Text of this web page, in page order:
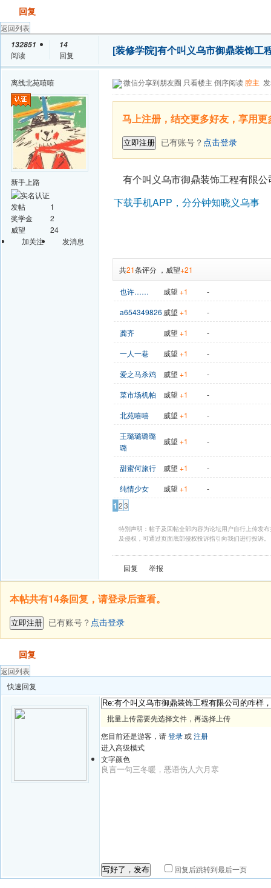
回复
返回列表
132851
阅读
14
回复
[装修学院]有个叫义乌市御鼎装饰工
离线北苑嘻嘻
新手上路
发帖
1
奖学金
2
威望
24
加关注
发消息
微信分享到朋友圈 只看楼主 倒序阅读 腔主
马上注册，结交更多好友，享用
立即注册 已有账号？ 点击登录
有个叫义乌市御鼎装饰工程有限
下载手机APP，分分钟知晓义乌事
共21条评分 ， 威望+21
也许…… 威望 +1
-
a654349826 威望 +1
-
龚齐
威望 +1
-
一人一巷
威望 +1
-
爱之马杀鸡
威望 +1
-
菜市场机帕
威望 +1
-
北苑嘻嘻
威望 +1
-
王璐璐璐璐
璐
威望 +1 -
甜蜜何旅行 威望 +1
-
纯情少女
威望 +1 -
1 23
特别声明：帖子及回帖全部内容为论坛用户自行上传发
及侵权，可通过页面底部侵权投诉指引向我们进行投诉。
回复 举报
本帖共有14条回复，请登录后查看。
立即注册 已有账号？ 点击登录
回复
返回列表
快速回复
批量上传需要先选择文件，再选择上传
您目前还是游客，请登录或注册
进入高级模式
文字颜色
写好了，发布 回复后跳转到最后一页